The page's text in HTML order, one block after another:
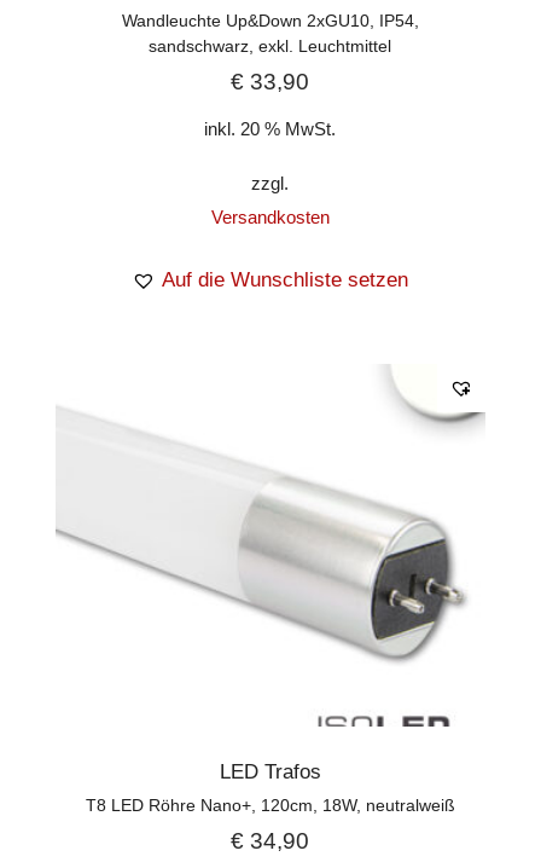
Wandleuchte Up&Down 2xGU10, IP54,
sandschwarz, exkl. Leuchtmittel
€ 33,90
inkl. 20 % MwSt.
zzgl.
Versandkosten
Auf die Wunschliste setzen
LED Trafos
T8 LED Röhre Nano+, 120cm, 18W, neutralweiß
€ 34,90